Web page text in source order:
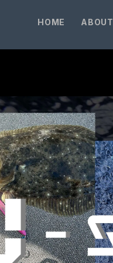
HOME ABOUT